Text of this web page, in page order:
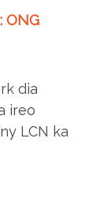
ONG
dia
ireo
LCN ka